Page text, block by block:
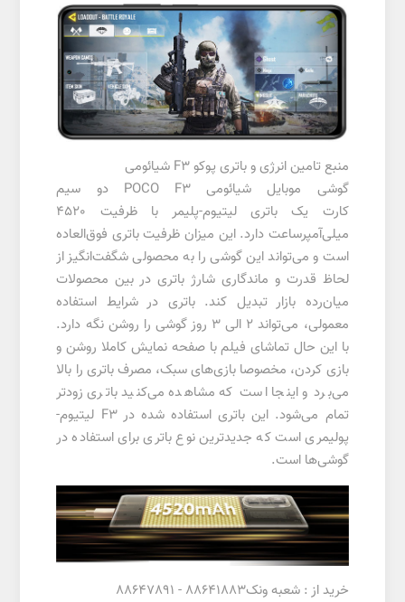
منبع تامین انرژی و باتری پوکو F3 شیائومی
گوشی موبایل شیائومی POCO F3 دو سیم‌
کارت یک باتری لیتیوم-پلیمر با ظرفیت 4520
میلی‌آمپرساعت دارد. این میزان ظرفیت باتری فوق‌العاده
است و می‌تواند این گوشی را به محصولی شگفت‌انگیز از
لحاظ قدرت و ماندگاری شارژ باتری در بین محصولات
میان‌رده بازار تبدیل کند. باتری در شرایط استفاده
معمولی، می‌تواند ۲ الی ۳ روز گوشی را روشن نگه دارد.
با این حال تماشای فیلم با صفحه نمایش کاملا روشن و
بازی کردن، مخصوصا بازی‌های سبک، مصرف باتری را بالا
می‌برد و اینجا است که مشاهده می‌کنید باتری زودتر
تمام می‌شود. این باتری استفاده شده در F3 لیتیوم-
پولیمری است که جدیدترین نوع باتری برای استفاده در
گوشی‌ها است.
خرید از : شعبه ونک88641883 - 88647891